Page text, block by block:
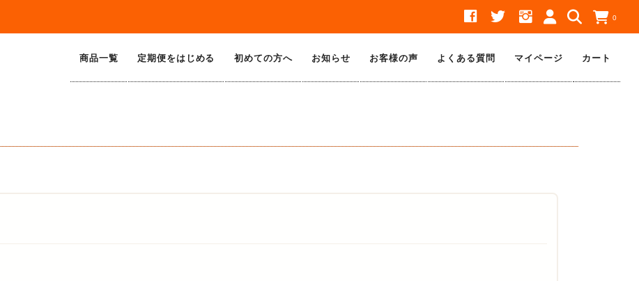
0
商品一覧 定期便をはじめる 初めての方へ お知らせ お客様の声 よくある質問 マイページ カート